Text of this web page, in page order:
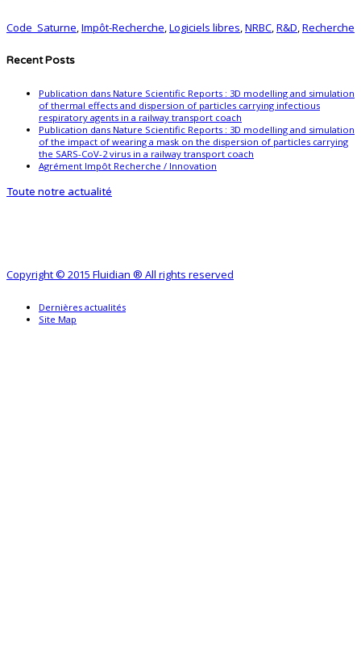
Code_Saturne Impôt-Recherche Logiciels libres NRBC R&D Recherche
Recent Posts
Publication dans Nature Scientific Reports : 3D modelling and simulation
of thermal effects and dispersion of particles carrying infectious
respiratory agents in a railway transport coach
Publication dans Nature Scientific Reports : 3D modelling and simulation
of the impact of wearing a mask on the dispersion of particles carrying
the SARS-CoV-2 virus in a railway transport coach
Agrément Impôt Recherche / Innovation
Toute notre actualité
Copyright © 2015 Fluidian ® All rights reserved
Dernières actualités
Site Map